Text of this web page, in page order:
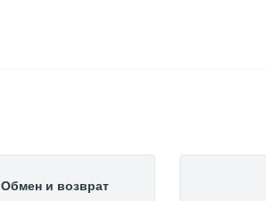
Обмен и возврат